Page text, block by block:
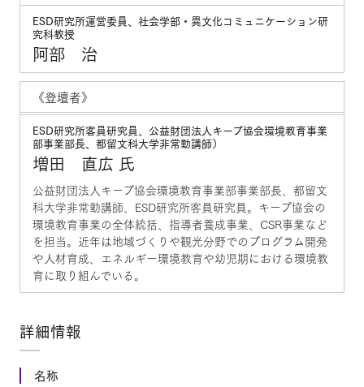
ESD研究所運営委員、社会学部・異文化コミュニケーション研
究科教授
阿部 治
《登壇者》
ESD研究所客員研究員、公益財団法人キープ協会環境教育事業
部事業部長、都留文科大学非常勤講師）
増田 直広 氏
公益財団法人キープ協会環境教育事業部事業部長、都留文
科大学非常勤講師、ESD研究所客員研究員。キープ協会の
環境教育事業の全体統括、指導者養成事業、CSR事業など
を担当。近年は地域づくりや観光分野でのプログラム開発
や人材育成、エネルギー環境教育や幼児期における環境教
育に取り組んでいる。
詳細情報
名称